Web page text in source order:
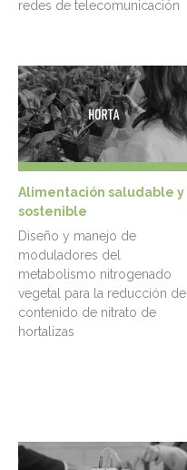
redes de telecomunicación
Alimentación saludable y
sostenible
Diseño y manejo de
moduladores del
metabolismo nitrogenado
vegetal para la reducción del
contenido de nitrato de
hortalizas